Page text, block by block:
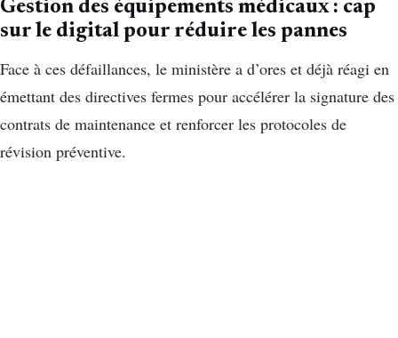
Gestion des équipements médicaux : cap
sur le digital pour réduire les pannes
Face à ces défaillances, le ministère a d’ores et déjà réagi en
émettant des directives fermes pour accélérer la signature des
contrats de maintenance et renforcer les protocoles de
révision préventive.